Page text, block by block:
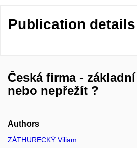
Publication details
Česká firma -
nebo nepřežít ?
Authors
ZÁTHURECKÝ Viliam